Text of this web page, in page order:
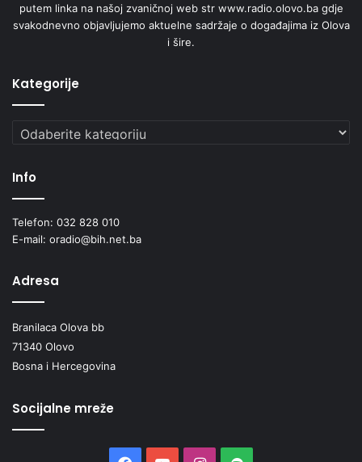
putem linka na našoj zvaničnoj web str www.radio.olovo.ba gdje
svakodnevno objavljujemo aktuelne sadržaje o događajima iz Olova
i šire.
Kategorije
Kategorije
Info
Telefon: 032 828 010
E-mail: oradio@bih.net.ba
Adresa
Branilaca Olova bb
71340 Olovo
Bosna i Hercegovina
Socijalne mreže